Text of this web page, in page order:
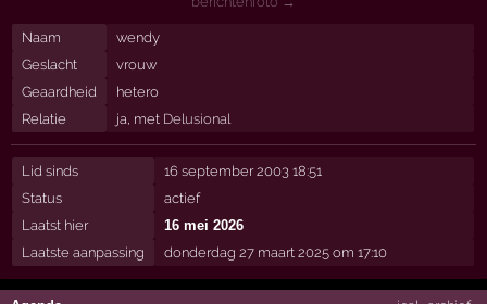
Naam
wendy
Geslacht
vrouw
Geaardheid
hetero
Relatie
ja, met Delusional
Lid sinds
16 september 2003 18:51
Status
actief
Laatst hier
16 mei 2026
Laatste aanpassing
donderdag 27 maart 2025 om 17:10